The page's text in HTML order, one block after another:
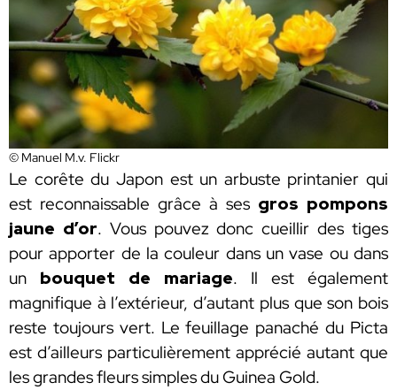
© Manuel M.v. Flickr
Le corête du Japon est un arbuste printanier qui
est reconnaissable grâce à ses gros pompons
jaune d’or. Vous pouvez donc cueillir des tiges
pour apporter de la couleur dans un vase ou dans
un bouquet de mariage. Il est également
magnifique à l’extérieur, d’autant plus que son bois
reste toujours vert. Le feuillage panaché du Picta
est d’ailleurs particulièrement apprécié autant que
les grandes fleurs simples du Guinea Gold.